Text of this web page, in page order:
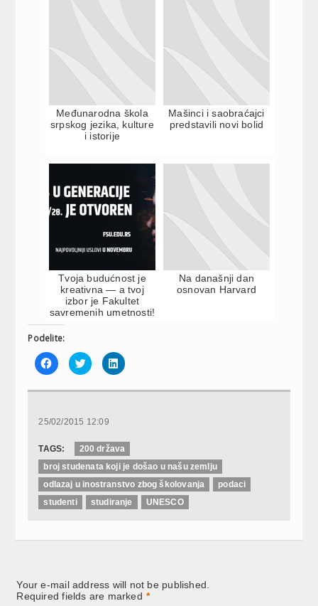
Međunarodna škola
srpskog jezika, kulture
i istorije
Mašinci i saobraćajci
predstavili novi bolid
Tvoja budućnost je
kreativna — a tvoj
izbor je Fakultet
savremenih umetnosti!
Na današnji dan
osnovan Harvard
Podelite:
Click
to
share
Facebook
new
Click
to
share
Twitter
new
Click
to
LinkedIn
25/02/2015 12:09
TAGS:
200 država
broj studenata koji je došao u našu zemlju
odlazaj u inostranstvo zbog školovanja
podaci
studenti
studiranje UNESCO
Your e-mail address will not be published.
Required fields are marked *